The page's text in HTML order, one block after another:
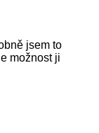
jsem to
možnost ji